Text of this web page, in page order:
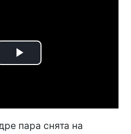
Play
пара снята на